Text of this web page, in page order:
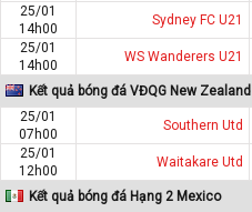
25/01
14h00
Sydney FC U21
25/01
14h00
WS Wanderers U21
Kết quả bóng đá VĐQG New Zealand
25/01
07h00
Southern Utd
25/01
12h00
Waitakare Utd
Kết quả bóng đá Hạng 2 Mexico